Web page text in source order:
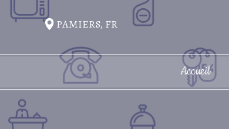
PAMIERS, FR
Accueil